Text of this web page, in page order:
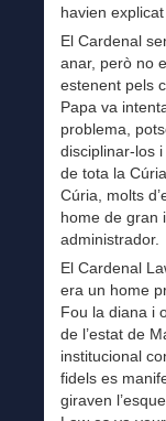
havien
El Cardenal
anar, però no
estenent pels
Papa va
problema,
disciplinar-los
de tota la
Cúria, molts
home de gran
administrador.
El Cardenal
era un home
Fou la diana i
de l’estat de
institucional
fidels es
giraven